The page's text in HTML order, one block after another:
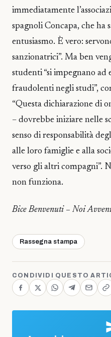
immediatamente
spagnoli Concapa, che ha
entusiasmo. È vero:
sanzionatrici”. Ma ben
studenti “si impegnano ad
fraudolenti negli studi”,
“Questa dichiarazione di
– dovrebbe iniziare nelle
senso di responsabilità
alle loro famiglie e alla
verso gli altri compagni”.
non funziona.
Bice Benvenuti – Noi
Rassegna stampa
CONDIVIDI QUESTO